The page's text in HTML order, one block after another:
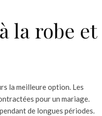
la robe et
la meilleure option. Les
pour un mariage.
de longues périodes.